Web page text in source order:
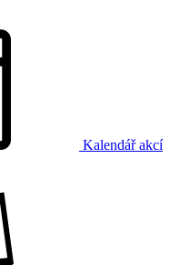
Kalendář akcí